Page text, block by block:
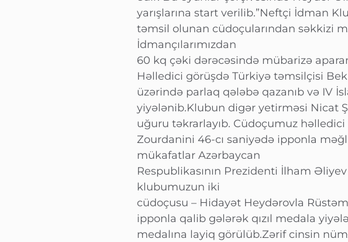
yarışlarına start verilib.”Neftçi İdman
təmsil olunan cüdoçularından səkkizi
İdmançılarımızdan
60 kq çəki dərəcəsində mübarizə
Həlledici görüşdə Türkiyə təmsilçisi
üzərində parlaq qələbə qazanıb və IV
yiyələnib.Klubun digər yetirməsi Nicat
uğuru təkrarlayıb. Cüdoçumuz
Zourdanini 46-cı saniyədə ipponla
mükafatlar Azərbaycan
Respublikasının Prezidenti İlham
klubumuzun iki
cüdoçusu – Hidayət Heydərovla
ipponla qalib gələrək qızıl medala
medalına layiq görülüb.Zərif cinsin